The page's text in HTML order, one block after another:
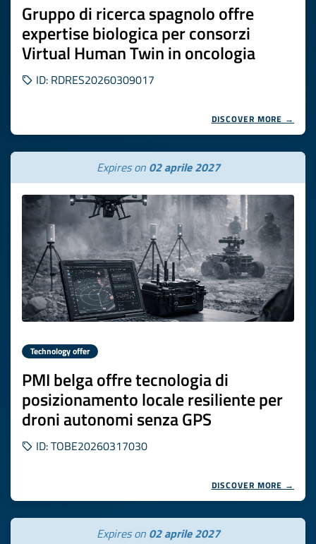
Gruppo di ricerca spagnolo offre
expertise biologica per consorzi
Virtual Human Twin in oncologia
ID: RDRES20260309017
DISCOVER MORE →
Expires on 02 aprile 2027
Technology offer
PMI belga offre tecnologia di
posizionamento locale resiliente per
droni autonomi senza GPS
ID: TOBE20260317030
DISCOVER MORE →
Expires on 02 aprile 2027